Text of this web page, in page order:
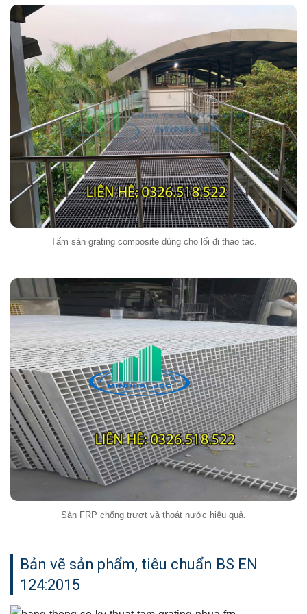
Tấm sàn grating composite dùng cho lối đi thao tác.
Sàn FRP chống trượt và thoát nước hiệu quả.
Bản vẽ sản phẩm, tiêu chuẩn BS EN
124:2015